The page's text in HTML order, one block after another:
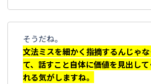
そうだね。
文法ミスを細かく指摘するんじゃな
て、話すこと自体に価値を見出して
れる気がしますね。